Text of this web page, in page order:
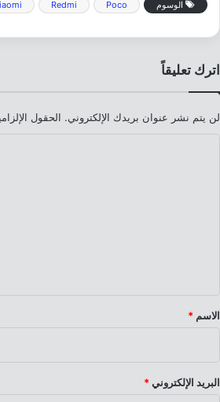
الوسوم Poco
Redmi
اترك تعليقاً
لن يتم نشر عنوان بريدك الإلكتروني. الحقول
*
الاسم *
البريد الإلكتروني *